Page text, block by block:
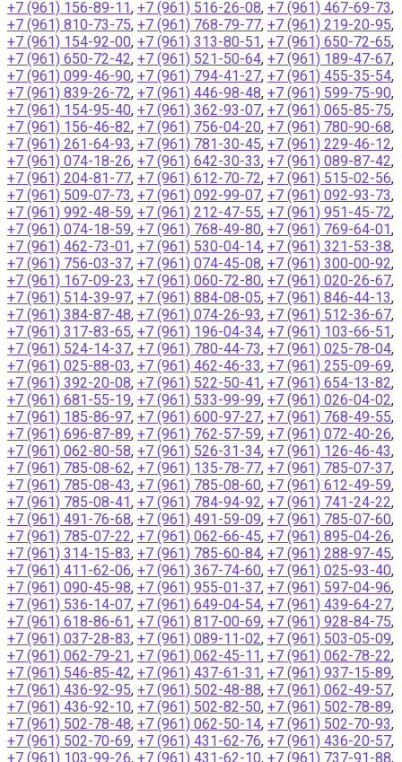
+7 (961) 156-89-11, +7 (961) 516-26-08, +7 (961) 467-69-73,
+7 (961) 810-73-75, +7 (961) 768-79-77, +7 (961) 219-20-95,
+7 (961) 154-92-00, +7 (961) 313-80-51, +7 (961) 650-72-65,
+7 (961) 650-72-42, +7 (961) 521-50-64, +7 (961) 189-47-67,
+7 (961) 099-46-90, +7 (961) 794-41-27, +7 (961) 455-35-54,
+7 (961) 839-26-72, +7 (961) 446-98-48, +7 (961) 599-75-90,
+7 (961) 154-95-40, +7 (961) 362-93-07, +7 (961) 065-85-75,
+7 (961) 156-46-82, +7 (961) 756-04-20, +7 (961) 780-90-68,
+7 (961) 261-64-93, +7 (961) 781-30-45, +7 (961) 229-46-12,
+7 (961) 074-18-26, +7 (961) 642-30-33, +7 (961) 089-87-42,
+7 (961) 204-81-77, +7 (961) 612-70-72, +7 (961) 515-02-56,
+7 (961) 509-07-73, +7 (961) 092-99-07, +7 (961) 092-93-73,
+7 (961) 992-48-59, +7 (961) 212-47-55, +7 (961) 951-45-72,
+7 (961) 074-18-59, +7 (961) 768-49-80, +7 (961) 769-64-01,
+7 (961) 462-73-01, +7 (961) 530-04-14, +7 (961) 321-53-38,
+7 (961) 756-03-37, +7 (961) 074-45-08, +7 (961) 300-00-92,
+7 (961) 167-09-23, +7 (961) 060-72-80, +7 (961) 020-26-67,
+7 (961) 514-39-97, +7 (961) 884-08-05, +7 (961) 846-44-13,
+7 (961) 384-87-48, +7 (961) 074-26-93, +7 (961) 512-36-67,
+7 (961) 317-83-65, +7 (961) 196-04-34, +7 (961) 103-66-51,
+7 (961) 524-14-37, +7 (961) 780-44-73, +7 (961) 025-78-04,
+7 (961) 025-88-03, +7 (961) 462-46-33, +7 (961) 255-09-69,
+7 (961) 392-20-08, +7 (961) 522-50-41, +7 (961) 654-13-82,
+7 (961) 681-55-19, +7 (961) 533-99-99, +7 (961) 026-04-02,
+7 (961) 185-86-97, +7 (961) 600-97-27, +7 (961) 768-49-55,
+7 (961) 696-87-89, +7 (961) 762-57-59, +7 (961) 072-40-26,
+7 (961) 062-80-58, +7 (961) 526-31-34, +7 (961) 126-46-43,
+7 (961) 785-08-62, +7 (961) 135-78-77, +7 (961) 785-07-37,
+7 (961) 785-08-43, +7 (961) 785-08-60, +7 (961) 612-49-59,
+7 (961) 785-08-41, +7 (961) 784-94-92, +7 (961) 741-24-22,
+7 (961) 491-76-68, +7 (961) 491-59-09, +7 (961) 785-07-60,
+7 (961) 785-07-22, +7 (961) 062-66-45, +7 (961) 895-04-26,
+7 (961) 314-15-83, +7 (961) 785-60-84, +7 (961) 288-97-45,
+7 (961) 411-62-06, +7 (961) 367-74-60, +7 (961) 025-93-40,
+7 (961) 090-45-98, +7 (961) 955-01-37, +7 (961) 597-04-96,
+7 (961) 536-14-07, +7 (961) 649-04-54, +7 (961) 439-64-27,
+7 (961) 618-86-61, +7 (961) 817-00-69, +7 (961) 928-84-75,
+7 (961) 037-28-83, +7 (961) 089-11-02, +7 (961) 503-05-09,
+7 (961) 062-79-21, +7 (961) 062-45-11, +7 (961) 062-78-22,
+7 (961) 546-85-42, +7 (961) 437-61-31, +7 (961) 937-15-89,
+7 (961) 436-92-95, +7 (961) 502-48-88, +7 (961) 062-49-57,
+7 (961) 436-92-10, +7 (961) 502-82-50, +7 (961) 502-78-89,
+7 (961) 502-78-48, +7 (961) 062-50-14, +7 (961) 502-70-93,
+7 (961) 502-70-69, +7 (961) 431-62-76, +7 (961) 436-20-57,
+7 (961) 103-99-26, +7 (961) 431-62-10, +7 (961) 737-91-88,